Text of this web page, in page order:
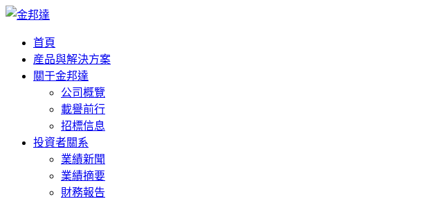
首頁
産品與解決方案
關于金邦達
公司概覽
載譽前行
招標信息
投資者關系
業績新聞
業績摘要
財務報告